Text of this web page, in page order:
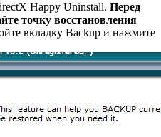
Happy Uninstall. Перед
точку восстановления
вкладку Backup и нажмите